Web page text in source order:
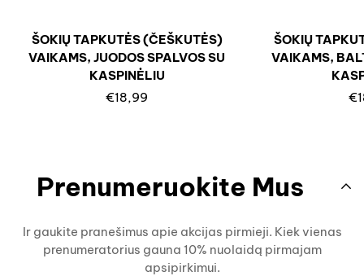
ŠOKIŲ TAPKUTĖS (ČEŠKUTĖS)
VAIKAMS, JUODOS SPALVOS SU
KASPINĖLIU
Reguliari
€18,99
ŠOKIŲ
VAIKAMS,
Prenumeruokite Mus
Ir gaukite pranešimus apie akcijas pirmieji. Kiek vienas
prenumeratorius gauna 10% nuolaidą pirmajam
apsipirkimui.